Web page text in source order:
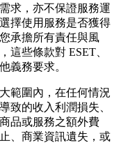
求，亦不保證服務運
擇使用服務是否獲得
承擔所有責任與風
這些條款對 ESET、
義務要求。
範圍內，在任何情況
致的收入利潤損失、
品或服務之額外費
、商業資訊遺失，或